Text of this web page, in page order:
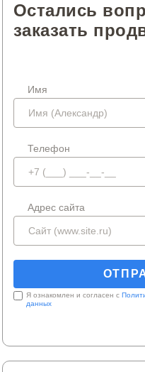
Остались
заказать
Имя
Телефон
Адрес сайта
Я ознакомлен и согласен с
данных